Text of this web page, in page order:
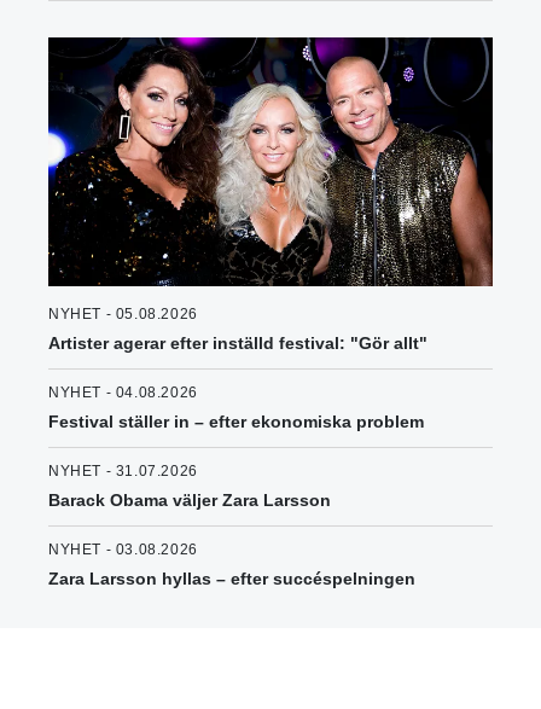
NYHET - 05.08.2026
Artister agerar efter inställd festival: "Gör allt"
NYHET - 04.08.2026
Festival ställer in – efter ekonomiska problem
NYHET - 31.07.2026
Barack Obama väljer Zara Larsson
NYHET - 03.08.2026
Zara Larsson hyllas – efter succéspelningen